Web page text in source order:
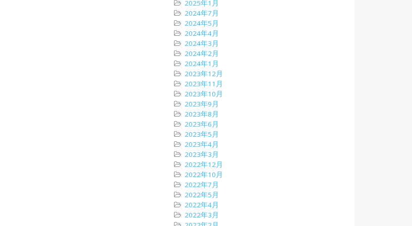
2025年1月
2024年7月
2024年5月
2024年4月
2024年3月
2024年2月
2024年1月
2023年12月
2023年11月
2023年10月
2023年9月
2023年8月
2023年6月
2023年5月
2023年4月
2023年3月
2022年12月
2022年10月
2022年7月
2022年5月
2022年4月
2022年3月